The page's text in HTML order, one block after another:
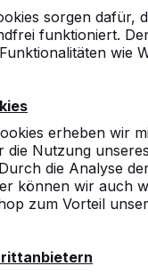
sorgen dafür,
funktioniert.
wie
erheben wir
die Nutzung
die Analyse
können wir auch
zum Vorteil
Berlin